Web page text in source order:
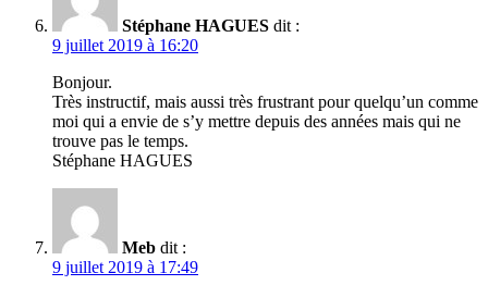
Stéphane HAGUES dit :
9 juillet 2019 à 16:20
Bonjour.
Très instructif, mais aussi très frustrant pour quelqu’un comme
moi qui a envie de s’y mettre depuis des années mais qui ne
trouve pas le temps.
Stéphane HAGUES
Meb dit :
9 juillet 2019 à 17:49